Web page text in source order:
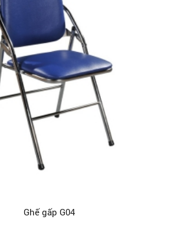
Ghế gấp G04